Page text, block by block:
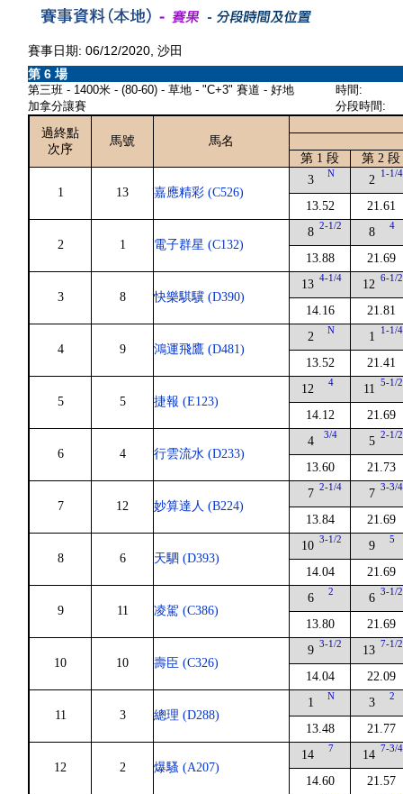
賽事日期: 06/12/2020, 沙田
第 6 場
第三班 - 1400米 - (80-60) - 草地 - "C+3" 賽道 - 好地
加拿分讓賽
時間:
分段時間:
過終點
次序
馬號
馬名
第 1 段
第 2 段
1 13 嘉應精彩 (C526)
3 N
13.52
2 1-1/4
21.61
2 1 電子群星 (C132)
8 2-1/2
13.88
8 4
21.69
3 8 快樂騏驥 (D390)
13 4-1/4
14.16
12 6-1/2
21.81
4 9 鴻運飛鷹 (D481)
2 N
13.52
1 1-1/4
21.41
5 5 捷報 (E123)
12 4
14.12
11 5-1/2
21.69
6 4 行雲流水 (D233)
4 3/4
13.60
5 2-1/2
21.73
7 12 妙算達人 (B224)
7 2-1/4
13.84
7 3-3/4
21.69
8 6 天駟 (D393)
10 3-1/2
14.04
9 5
21.69
9 11 凌駕 (C386)
6 2
13.80
6 3-1/2
21.69
10 10 壽臣 (C326)
9 3-1/2
14.04
13 7-1/2
22.09
11 3 總理 (D288)
1 N
13.48
3 2
21.77
12 2 爆騷 (A207)
14 7
14.60
14 7-3/4
21.57